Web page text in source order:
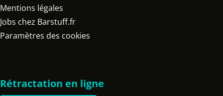
Mentions légales
Jobs chez Barstuff.fr
Paramètres des cookies
Rétractation en ligne